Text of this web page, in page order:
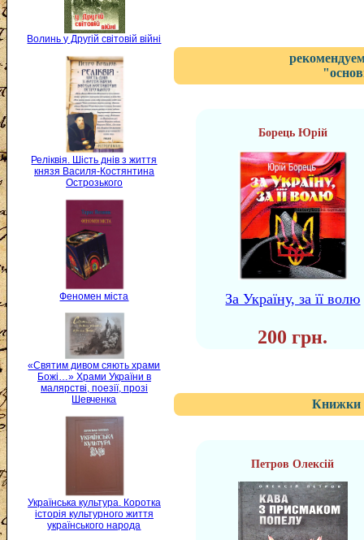
Волинь у Другій світовій війні
Реліквія. Шість днів з життя
князя Василя-Костянтина
Острозького
Феномен міста
«Святим дивом сяють храми
Божі…» Храми України в
малярстві, поезії, прозі
Шевченка
Українська культура. Коротка
історія культурного життя
українського народа
Борець Юрій
За Україну, за її волю
200 грн.
Книжки
Петров Олексій